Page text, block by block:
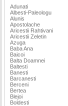
Adunati
Albesti-Paleologu
Alunis
Apostolache
Aricestii Rahtivani
Aricestii Zeletin
Azuga
Baba Ana
Baicoi
Balta Doamnei
Baltesti
Banesti
Barcanesti
Berceni
Bertea
Blejoi
Boldesti